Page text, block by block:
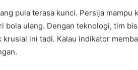
pula terasa kunci. Persija mampu
bola ulang. Dengan teknologi, tim
ini tadi. Kalau indikator